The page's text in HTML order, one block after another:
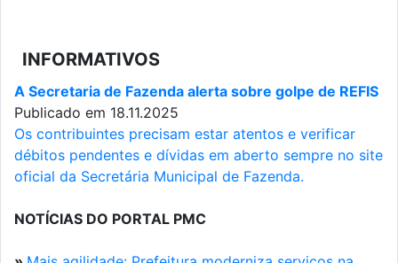
INFORMATIVOS
A Secretaria de Fazenda alerta sobre golpe de REFIS
Publicado em 18.11.2025
Os contribuintes precisam estar atentos e verificar
débitos pendentes e dívidas em aberto sempre no site
oficial da Secretária Municipal de Fazenda.
NOTÍCIAS DO PORTAL PMC